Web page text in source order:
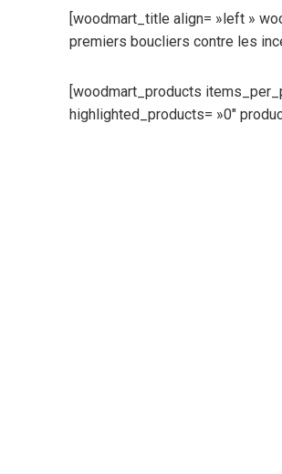
[woodmart_title align= »left »
premiers boucliers contre les
[woodmart_products
highlighted_products= »0″